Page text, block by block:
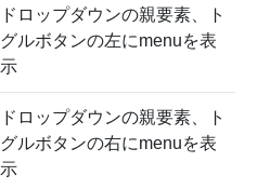
ドロップダウンの親要素、ト
グルボタンの左にmenuを表
示
ドロップダウンの親要素、ト
グルボタンの右にmenuを表
示